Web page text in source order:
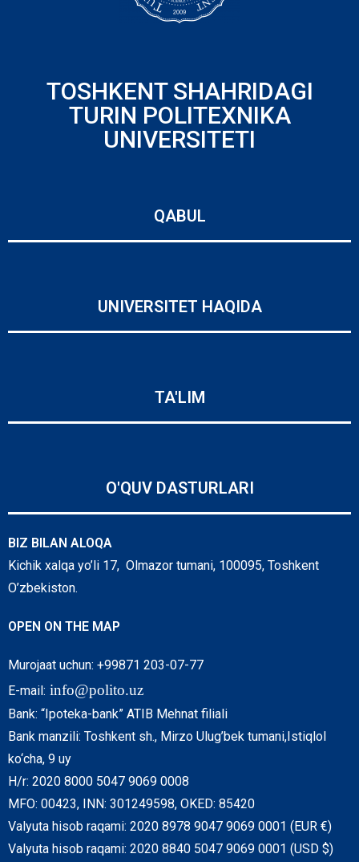
TOSHKENT SHAHRIDAGI
TURIN POLITEXNIKA
UNIVERSITETI
QABUL
UNIVERSITET HAQIDA
TA'LIM
O'QUV DASTURLARI
BIZ BILAN ALOQA
Kichik xalqa yo’li 17, Olmazor tumani, 100095, Toshkent
O’zbekiston.
OPEN ON THE MAP
Murojaat uchun: +99871 203-07-77
E-mail: info@polito.uz
Bank: “Ipoteka-bank” ATIB Mehnat filiali
Bank manzili: Toshkent sh., Mirzo Ulug’bek tumani,Istiqlol
ko‘cha, 9 uy
H/r: 2020 8000 5047 9069 0008
MFO: 00423, INN: 301249598, OKED: 85420
Valyuta hisob raqami: 2020 8978 9047 9069 0001 (EUR €)
Valyuta hisob raqami: 2020 8840 5047 9069 0001 (USD $)